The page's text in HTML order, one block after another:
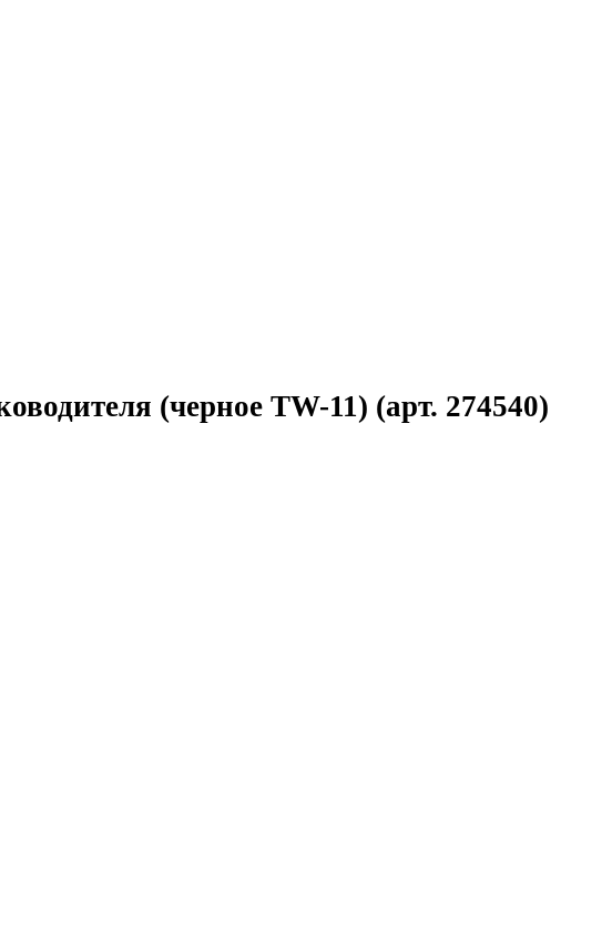
(черное TW-11) (арт. 274540)